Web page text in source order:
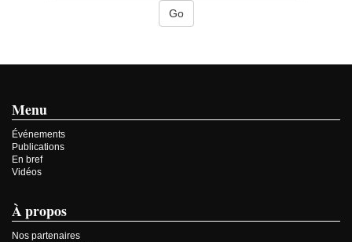
Menu
Événements
Publications
En bref
Vidéos
À propos
Nos partenaires